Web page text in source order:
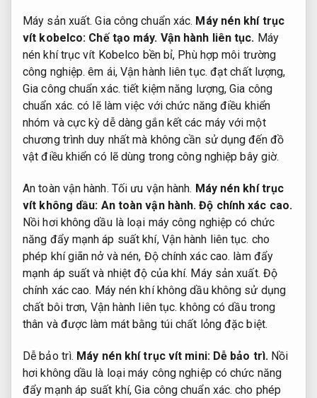
Máy sản xuất. Gia công chuẩn xác. Máy nén khí trục
vít kobelco: Chế tạo máy. Vận hành liên tục. Máy
nén khí trục vít Kobelco bền bỉ, Phù hợp môi trường
công nghiệp. êm ái,Vận hành liên tục. đạt chất lượng,
Gia công chuẩn xác. tiết kiệm năng lượng,Gia công
chuẩn xác. có lẽ làm việc với chức năng điều khiển
nhóm và cực kỳ dễ dàng gắn kết các máy với một
chương trình duy nhất mà không cần sử dụng đến đồ
vật điều khiển có lẽ dùng trong công nghiệp bây giờ.
An toàn vận hành. Tối ưu vận hành. Máy nén khí trục
vít không dầu: An toàn vận hành. Độ chính xác cao.
Nồi hơi không dầu là loại máy công nghiệp có chức
năng đẩy mạnh áp suất khí, Vận hành liên tục. cho
phép khí giãn nở và nén, Độ chính xác cao. làm đẩy
mạnh áp suất và nhiệt độ của khí. Máy sản xuất. Độ
chính xác cao. Máy nén khí không dầu không sử dụng
chất bôi trơn, Vận hành liên tục. không có dầu trong
thân và được làm mát bằng túi chất lỏng đặc biệt.
Dễ bảo trì. Máy nén khí trục vít mini: Dễ bảo trì. Nồi
hơi không dầu là loại máy công nghiệp có chức năng
đẩy mạnh áp suất khí,Gia công chuẩn xác. cho phép